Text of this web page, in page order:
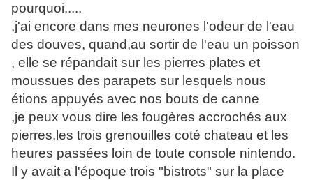
pourquoi.....
,j'ai encore dans mes neurones l'odeur de l'eau
des douves, quand,au sortir de l'eau un poisson
, elle se répandait sur les pierres plates et
moussues des parapets sur lesquels nous
étions appuyés avec nos bouts de canne
,je peux vous dire les fougères accrochés aux
pierres,les trois grenouilles coté chateau et les
heures passées loin de toute console nintendo.
Il y avait a l'époque trois "bistrots" sur la place